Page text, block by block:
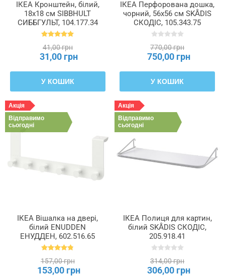
ІКЕА Кронштейн, білий,
18x18 см SIBBHULT
СИББГУЛЬТ, 104.177.34
41,00 грн
31,00 грн
У КОШИК
ІКЕА Перфорована дошка,
чорний, 56x56 см SKÅDIS
СКОДІС, 105.343.75
770,00 грн
750,00 грн
У КОШИК
Акція
Відправимо
сьогодні
ІКЕА Вішалка на двері,
білий ENUDDEN
ЕНУДДЕН, 602.516.65
157,00 грн
153,00 грн
Акція
Відправимо
сьогодні
ІКЕА Полиця для картин,
білий SKÅDIS СКОДІС,
205.918.41
314,00 грн
306,00 грн